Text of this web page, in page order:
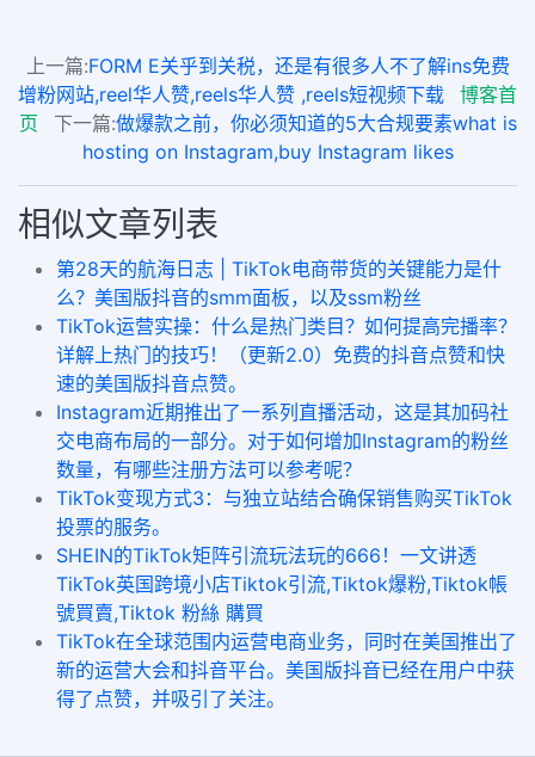
上一篇:FORM E关乎到关税，还是有很多人不了解ins免费
增粉网站,reel华人赞,reels华人赞 ,reels短视频下载
博客首
页
下一篇:做爆款之前，你必须知道的5大合规要素what is
hosting on Instagram,buy Instagram likes
相似文章列表
第28天的航海日志 | TikTok电商带货的关键能力是什
么？美国版抖音的smm面板，以及ssm粉丝
TikTok运营实操：什么是热门类目？如何提高完播率？
详解上热门的技巧！（更新2.0）免费的抖音点赞和快
速的美国版抖音点赞。
Instagram近期推出了一系列直播活动，这是其加码社
交电商布局的一部分。对于如何增加Instagram的粉丝
数量，有哪些注册方法可以参考呢？
TikTok变现方式3：与独立站结合确保销售购买TikTok
投票的服务。
SHEIN的TikTok矩阵引流玩法玩的666！一文讲透
TikTok英国跨境小店Tiktok引流,Tiktok爆粉,Tiktok帳
號買賣,Tiktok 粉絲 購買
TikTok在全球范围内运营电商业务，同时在美国推出了
新的运营大会和抖音平台。美国版抖音已经在用户中获
得了点赞，并吸引了关注。